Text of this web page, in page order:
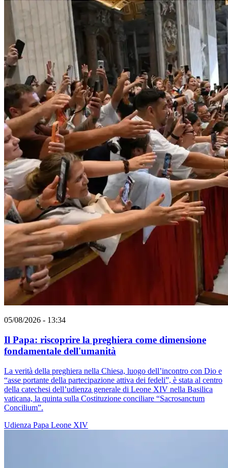
05/08/2026 - 13:34
Il Papa: riscoprire la preghiera come dimensione
fondamentale dell'umanità
La verità della preghiera nella Chiesa, luogo dell’incontro con Dio e
“asse portante della partecipazione attiva dei fedeli”, è stata al centro
della catechesi dell’udienza generale di Leone XIV nella Basilica
vaticana, la quinta sulla Costituzione conciliare “Sacrosanctum
Concilium”.
Udienza Papa Leone XIV